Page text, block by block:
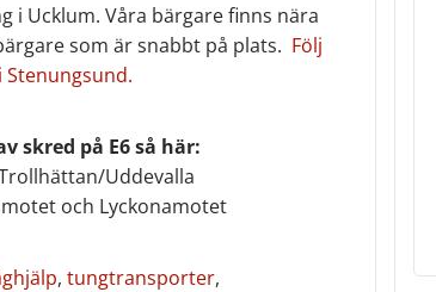
i Ucklum. Våra bärgare finns nära
som är snabbt på plats. Följ
Stenungsund.
skred på E6 så här:
Uddevalla
och Lyckonamotet
, tungtransporter,